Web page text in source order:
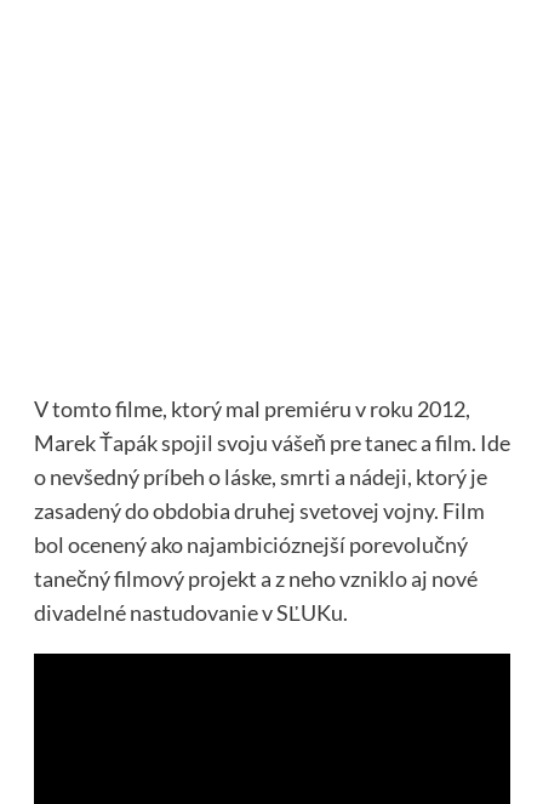
V tomto filme, ktorý mal premiéru v roku 2012,
Marek Ťapák spojil svoju vášeň pre tanec a film. Ide
o nevšedný príbeh o láske, smrti a nádeji, ktorý je
zasadený do obdobia druhej svetovej vojny. Film
bol ocenený ako najambicióznejší porevolučný
tanečný filmový projekt a z neho vzniklo aj nové
divadelné nastudovanie v SĽUKu.